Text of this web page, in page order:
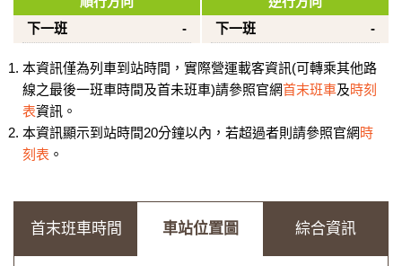
下一班
-
下一班
-
本資訊僅為列車到站時間，實際營運載客資訊(可轉乘其他路
線之最後一班車時間及首未班車)請參照官網首末班車及時刻
表資訊。
本資訊顯示到站時間20分鐘以內，若超過者則請參照官網 時
刻表 。
首末班車時間 車站位置圖 綜合資訊